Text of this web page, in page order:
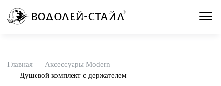
Главная
Аксессуары Modern
Душевой комплект с держателем